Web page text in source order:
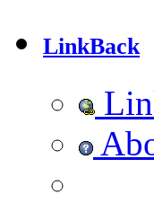
LinkBack